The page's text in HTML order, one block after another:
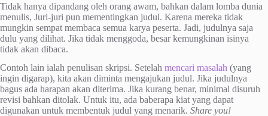
Tidak hanya dipandang oleh orang awam, bahkan dalam lomba dunia
menulis, Juri-juri pun mementingkan judul. Karena mereka tidak
mungkin sempat membaca semua karya peserta. Jadi, judulnya saja
dulu yang dilihat. Jika tidak menggoda, besar kemungkinan isinya
tidak akan dibaca.
Contoh lain ialah penulisan skripsi. Setelah mencari masalah (yang
ingin digarap), kita akan diminta mengajukan judul. Jika judulnya
bagus ada harapan akan diterima. Jika kurang benar, minimal disuruh
revisi bahkan ditolak. Untuk itu, ada baberapa kiat yang dapat
digunakan untuk membentuk judul yang menarik. Share you!